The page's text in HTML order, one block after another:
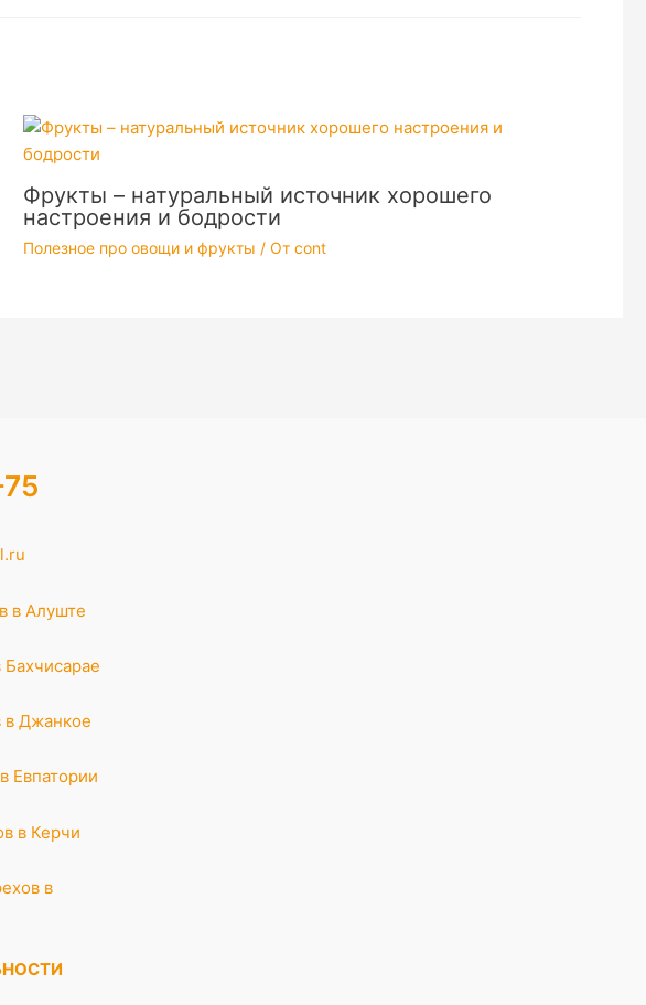
Фрукты – натуральный источник хорошего
настроения и бодрости
Полезное про овощи и фрукты / Отcont
в Алуште
в Джанкое
Евпатории
в Керчи
в